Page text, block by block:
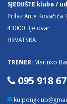
SJEDIIŠTE kluba /
Prilaz Ante Kovačića 3
43000 Bjelovar
HRVATSKA
TRENER: Marinko
095 918